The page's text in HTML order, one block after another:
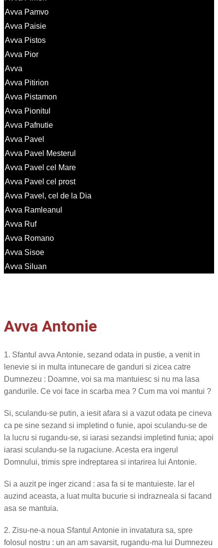
Avva Pamvo
Avva Paisie
Avva Pistos
Avva Pior
Avva
Avva Pitirion
Avva Pistamon
Avva Pionitul
Avva Pafnutie
Avva Pavel
Avva Pavel Mesterul
Avva Pavel cel Mare
Avva Pavel cel prost
Avva Pavel, cel de la Dia
Avva Ramleanul
Avva Ruf
Avva Romano
Avva Sisoe
Avva Siluan
Avva Antonie
1. Sfantul avva Antonie, sezand odata in pustie, a venit in
lenevie si in multa intunecare de ganduri si zicea catre
Dumnezeu : Doamne, voi sa ma mantuiesc si nu ma lasa
gandurile. Ce voi face in scarba mea ? Cum ma voi mantui ?
Si, sculandu-se putin, a iesit afara si a vazut odata pe cineva
ca pe sine sezand si impletind o funie, apoi sculandu-se de
la lucru si rugandu-se, si iarasi sezandsi impletind funia; apoi
iarasi sculandu-se la rugaciune. Acesta era ingerul
Domnului, trimis spre indreptarea si intarirea lui Antonie.
Si a auzit pe inger zicand : asa fa si te mantuieste. Iar el
auzind aceasta, a luat multa bucurie si indrazneala si facand
asa se mantuia.
2. Zisu-ne-a noua Sfantul Antonie in invatatura sa, spre
folosul nostru : un an am savarsit, rugandu-ma lui Dumnezeu